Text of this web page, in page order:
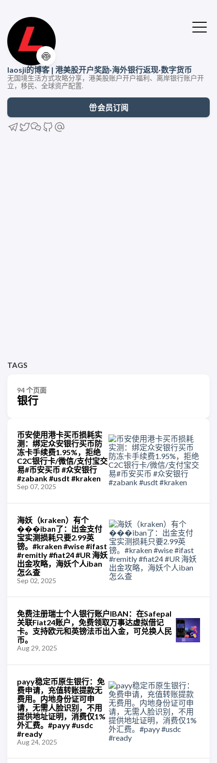
🍥
laosji的博客 | 港美股开户奖励·海外银行返现·数字货币
无国境生活方式攻略分享，港美股账户开户福利、离岸银行账户开
立，移民、全球资产配置.
会员订阅
TAGS
94 个页面
银行
币安使用港卡买币损耗实
测：绑定众安银行买币防
冻卡手续费1.95%，拒绝
C2C银行卡/微信/支付宝交
易#币安买币 #众安银行
#zabank #usdt #kraken
Sep 07, 2025
海妖（kraken）有个
���iban了：出金支付
宝实测损耗只要2.99英
镑。#kraken #wise #ifast
#remitly #fiat24 #UR 海妖
出金攻略，海妖个人iban
怎么查
Sep 02, 2025
免费注册瑞士个人银行账户IBAN：在Safepal
关联Fiat24账户，免费领取万事达虚拟借记
卡。支持欧元和英镑法币出入金，可兑换人民
币。
Aug 29, 2025
payy稳定币原生银行：免
费申请，充值转账提款无
费用。内地身份证可申
请，无需人脸识别，不用
提供地址证明，消费仅1%
外汇费。#payy #usdc
#ready
Aug 24, 2025